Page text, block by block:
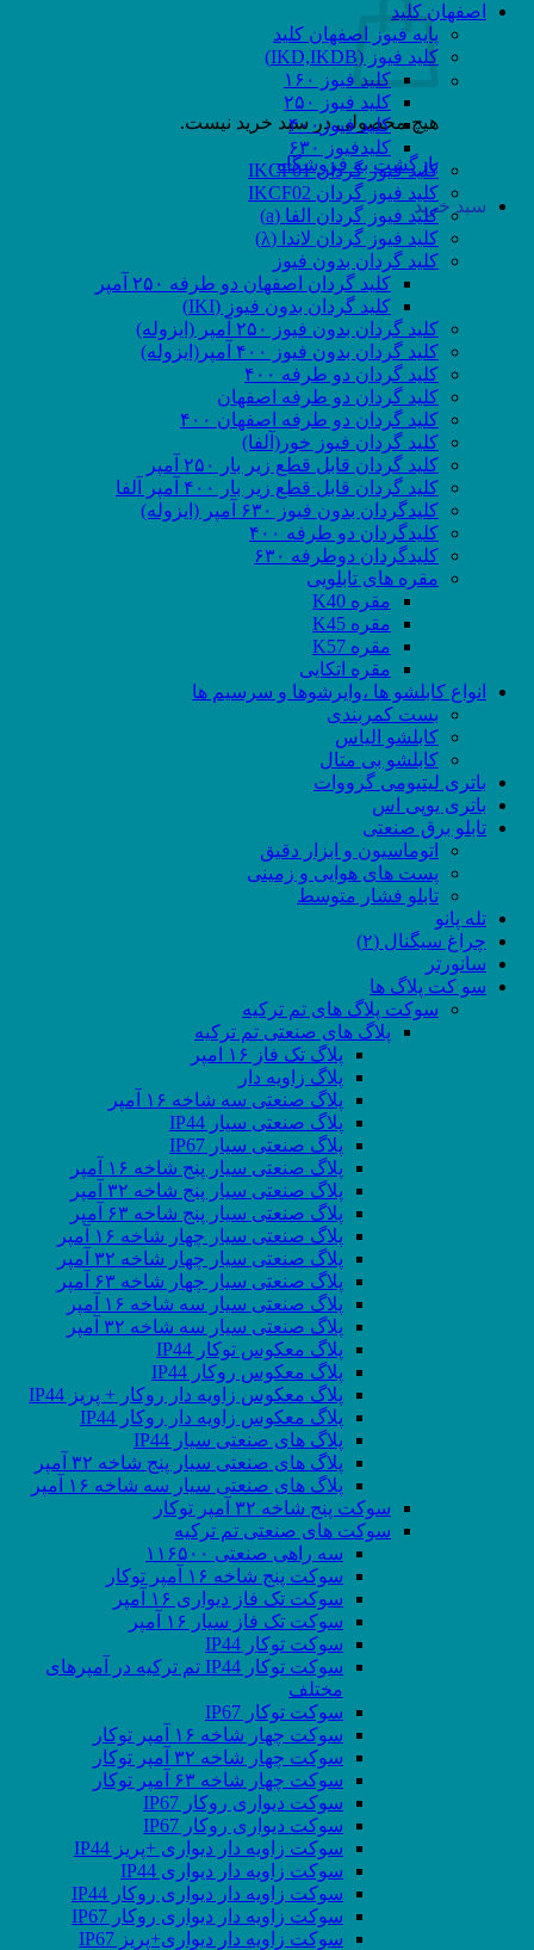
هیچ محصولی در سبد خرید نیست.
بازگشت به فروشگاه
سبد خرید
اصفهان کلید
پایه فیوز اصفهان کلید
کلید فیوز (IKD,IKDB)
کلید فیوز ۱۶۰
کلید فیوز ۲۵۰
کلید فیوز۴۰۰
کلیدفیوز ۶۳۰
کلید فیوز گردان IKCF01
کلید فیوز گردان IKCF02
کلید فیوز گردان الفا (a)
کلید فیوز گردان لاندا (λ)
کلید گردان بدون فیوز
کلید گردان اصفهان دو طرفه ۲۵۰ آمپر
کلید گردان بدون فیوز (IKI)
کلید گردان بدون فیوز ۲۵۰ آمپر (ایزوله)
کلید گردان بدون فیوز ۴۰۰ آمپر(ایزوله)
کلید گردان دو طرفه ۴۰۰
کلید گردان دو طرفه اصفهان
کلید گردان دو طرفه اصفهان ۴۰۰
کلید گردان فیوز خور(آلفا)
کلید گردان قابل قطع زیر بار ۲۵۰ آمپر
کلید گردان قابل قطع زیر بار ۴۰۰ آمپر آلفا
کلیدگردان بدون فیوز ۶۳۰ آمپر (ایزوله)
کلیدگردان دو طرفه ۴۰۰
کلیدگردان دوطرفه ۶۳۰
مقره های تابلویی
مقره K40
مقره K45
مقره K57
مقره اتکایی
انواع کابلشو ها ،وایرشوها و سرسیم ها
بست کمربندی
کابلشو الیاس
کابلشو بی متال
باتری لیتیومی گرووات
باتری یوپی اس
تابلو برق صنعتی
اتوماسیون و ابزار دقیق
پست های هوایی و زمینی
تابلو فشار متوسط
تله پانو
چراغ سیگنال (۲)
سانورتر
سو کت پلاگ ها
سوکت پلاگ های تم ترکیه
پلاگ های صنعتی تم ترکیه
پلاگ تک فاز ۱۶ امپر
پلاگ زاویه دار
پلاگ صنعتی سه شاخه ۱۶ آمپر
پلاگ صنعتی سیار IP44
پلاگ صنعتی سیار IP67
پلاگ صنعتی سیار پنج شاخه ۱۶ آمپر
پلاگ صنعتی سیار پنج شاخه ۳۲ آمپر
پلاگ صنعتی سیار پنج شاخه ۶۳ آمپر
پلاگ صنعتی سیار چهار شاخه ۱۶ آمپر
پلاگ صنعتی سیار چهار شاخه ۳۲ آمپر
پلاگ صنعتی سیار چهار شاخه ۶۳ آمپر
پلاگ صنعتی سیار سه شاخه ۱۶ آمپر
پلاگ صنعتی سیار سه شاخه ۳۲ آمپر
پلاگ معکوس توکار IP44
پلاگ معکوس روکار IP44
پلاگ معکوس زاویه دار روکار + پریز IP44
پلاگ معکوس زاویه دار روکار IP44
پلاگ های صنعتی سیار IP44
پلاگ های صنعتی سیار پنج شاخه ۳۲ آمپر
پلاگ های صنعتی سیار سه شاخه ۱۶ آمپر
سوکت پنج شاخه ۳۲ آمپر توکار
سوکت های صنعتی تم ترکیه
سه راهی صنعتی ۱۱۶۵۰۰
سوکت پنج شاخه ۱۶ آمپر توکار
سوکت تک فاز دیواری ۱۶ آمپر
سوکت تک فاز سیار ۱۶ آمپر
سوکت توکار IP44
سوکت توکار IP44 تم ترکیه در آمپرهای
مختلف
سوکت توکار IP67
سوکت چهار شاخه ۱۶ آمپر توکار
سوکت چهار شاخه ۳۲ آمپر توکار
سوکت چهار شاخه ۶۳ آمپر توکار
سوکت دیواری روکار IP67
سوکت دیواری روکار IP67
سوکت زاویه دار دیواری +پریز IP44
سوکت زاویه دار دیواری IP44
سوکت زاویه دار دیواری روکار IP44
سوکت زاویه دار دیواری روکار IP67
سوکت زاویه دار دیواری+پریز IP67